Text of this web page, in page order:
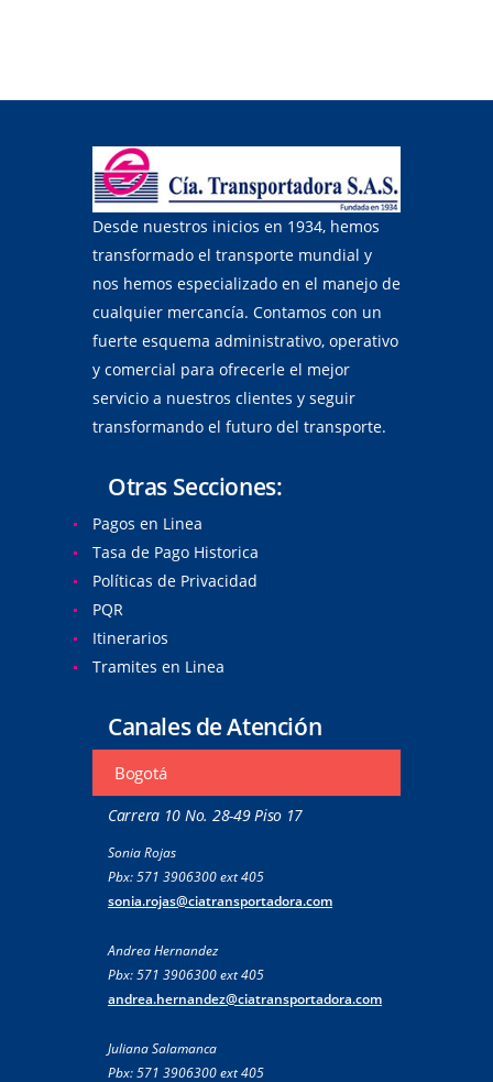
Desde nuestros inicios en 1934, hemos
transformado el transporte mundial y
nos hemos especializado en el manejo de
cualquier mercancía. Contamos con un
fuerte esquema administrativo, operativo
y comercial para ofrecerle el mejor
servicio a nuestros clientes y seguir
transformando el futuro del transporte.
Otras Secciones:
Pagos en Linea
Tasa de Pago Historica
Políticas de Privacidad
PQR
Itinerarios
Tramites en Linea
Canales de Atención
Bogotá
Carrera 10 No. 28-49 Piso 17
Sonia Rojas
Pbx: 571 3906300 ext 405
sonia.rojas@ciatransportadora.com
Andrea Hernandez
Pbx: 571 3906300 ext 405
andrea.hernandez@ciatransportadora.com
Juliana Salamanca
Pbx: 571 3906300 ext 405